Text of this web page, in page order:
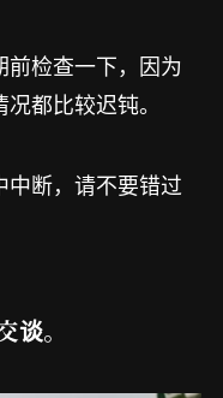
检查一下，因为
都比较迟钝。
中断，请不要错过
。